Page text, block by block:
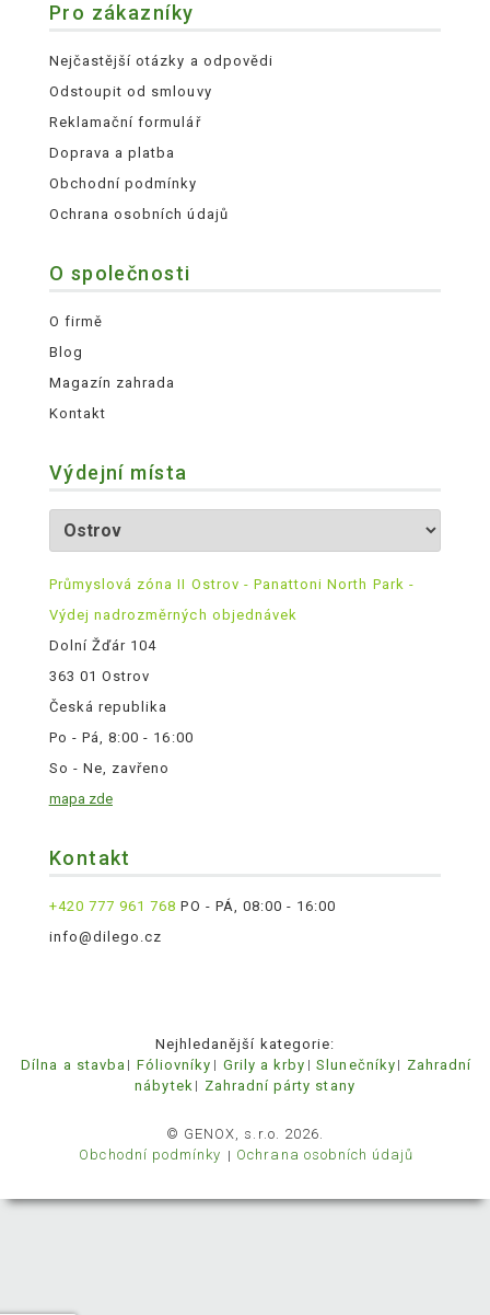
Pro zákazníky
Nejčastější otázky a odpovědi
Odstoupit od smlouvy
Reklamační formulář
Doprava a platba
Obchodní podmínky
Ochrana osobních údajů
O společnosti
O firmě
Blog
Magazín zahrada
Kontakt
Výdejní místa
Průmyslová zóna II Ostrov - Panattoni North Park -
Výdej nadrozměrných objednávek
Dolní Žďár 104
363 01 Ostrov
Česká republika
Po - Pá, 8:00 - 16:00
So - Ne, zavřeno
mapa zde
Kontakt
+420 777 961 768 PO - PÁ, 08:00 - 16:00
info@dilego.cz
Nejhledanější kategorie:
Dílna a stavba
Fóliovníky Grily a krby Slunečníky
Zahradní
nábytek
Zahradní párty stany
© GENOX, s.r.o. 2026.
Obchodní podmínky
Ochrana osobních údajů